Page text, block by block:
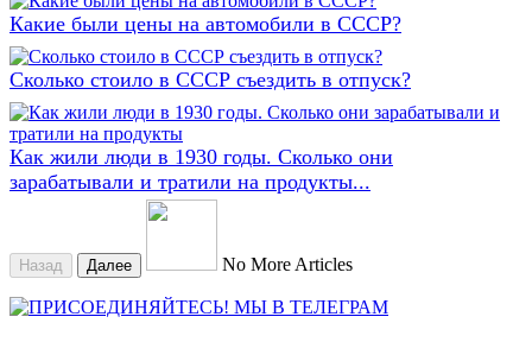
Какие были цены на автомобили в СССР?
Сколько стоило в СССР съездить в отпуск?
Как жили люди в 1930 годы. Сколько они
зарабатывали и тратили на продукты...
Назад Далее No More Articles